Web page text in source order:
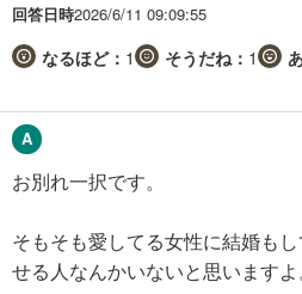
回答日時2026/6/11 09:09:55
なるほど： 1 そうだね： 1
お別れ一択です。
そもそも愛してる女性に結婚も
せる人なんかいないと思いますよ